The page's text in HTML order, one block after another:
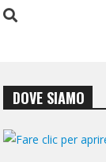
DOVE SIAMO